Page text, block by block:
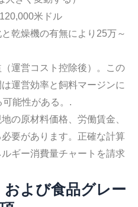
米ドル
乾燥機の有無により25万～
運営コスト控除後）。この
運営効率と飼料マージンに
能性がある。.
の原材料価格、労働賃金、
要があります。正確な計算
ギー消費量チャートを請求
および食品グレー